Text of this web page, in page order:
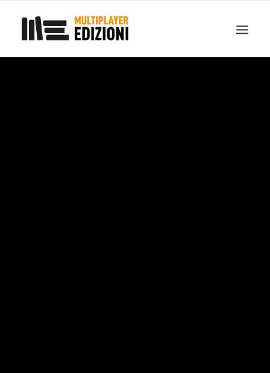
IN EVIDENZA